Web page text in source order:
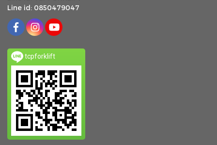
Line id: 0850479047
tcpforklift